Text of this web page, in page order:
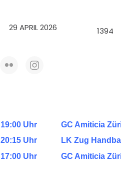
29 APRIL 2026 1394
19:00 Uhr
GC Amiticia
20:15 Uhr
LK Zug
17:00 Uhr GC Amiticia